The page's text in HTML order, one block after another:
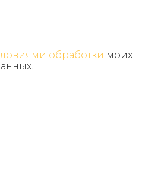
обработки моих